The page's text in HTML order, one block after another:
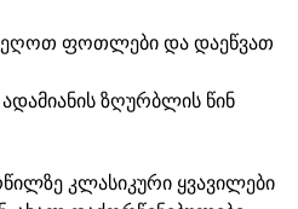
ფოთლები და დაეწვათ
ზღურბლის წინ
კლასიკური ყვავილები